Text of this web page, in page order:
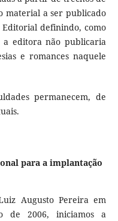
material a ser publicado
Editorial definindo, como
editora não publicaria
e romances naquele
permanecem, de
para a implantação
Augusto Pereira em
de 2006, iniciamos a